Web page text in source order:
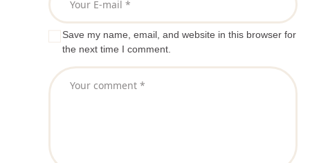
Save my name, email, and website in this browser for
the next time I comment.